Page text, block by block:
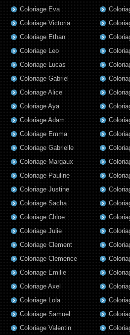
Coloriage Eva
Coloriage Victoria
Coloriage Ethan
Coloriage Leo
Coloriage Lucas
Coloriage Gabriel
Coloriage Alice
Coloriage Aya
Coloriage Adam
Coloriage Emma
Coloriage Gabrielle
Coloriage Margaux
Coloriage Pauline
Coloriage Justine
Coloriage Sacha
Coloriage Chloe
Coloriage Julie
Coloriage Clement
Coloriage Clemence
Coloriage Emilie
Coloriage Axel
Coloriage Lola
Coloriage Samuel
Coloriage Valentin